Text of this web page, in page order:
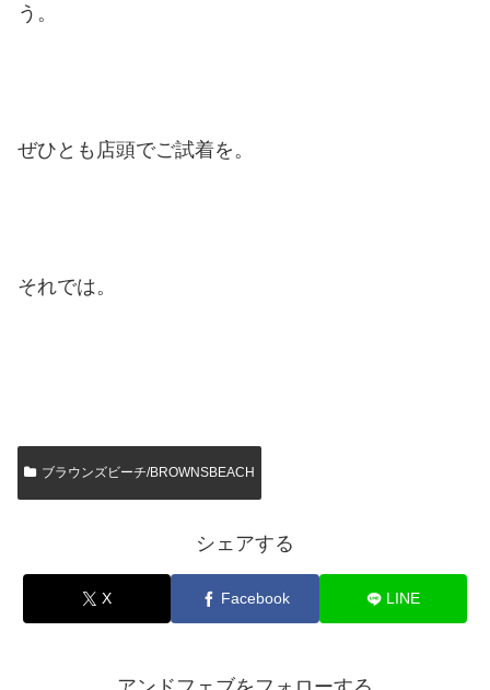
う。
ぜひとも店頭でご試着を。
それでは。
ブラウンズビーチ/BROWNSBEACH
シェアする
X Facebook LINE